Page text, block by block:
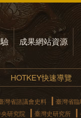
成果網站資源
HOTKEY快速導覽
灣省諮議會史料
臺灣省
研究院 臺灣史研究所